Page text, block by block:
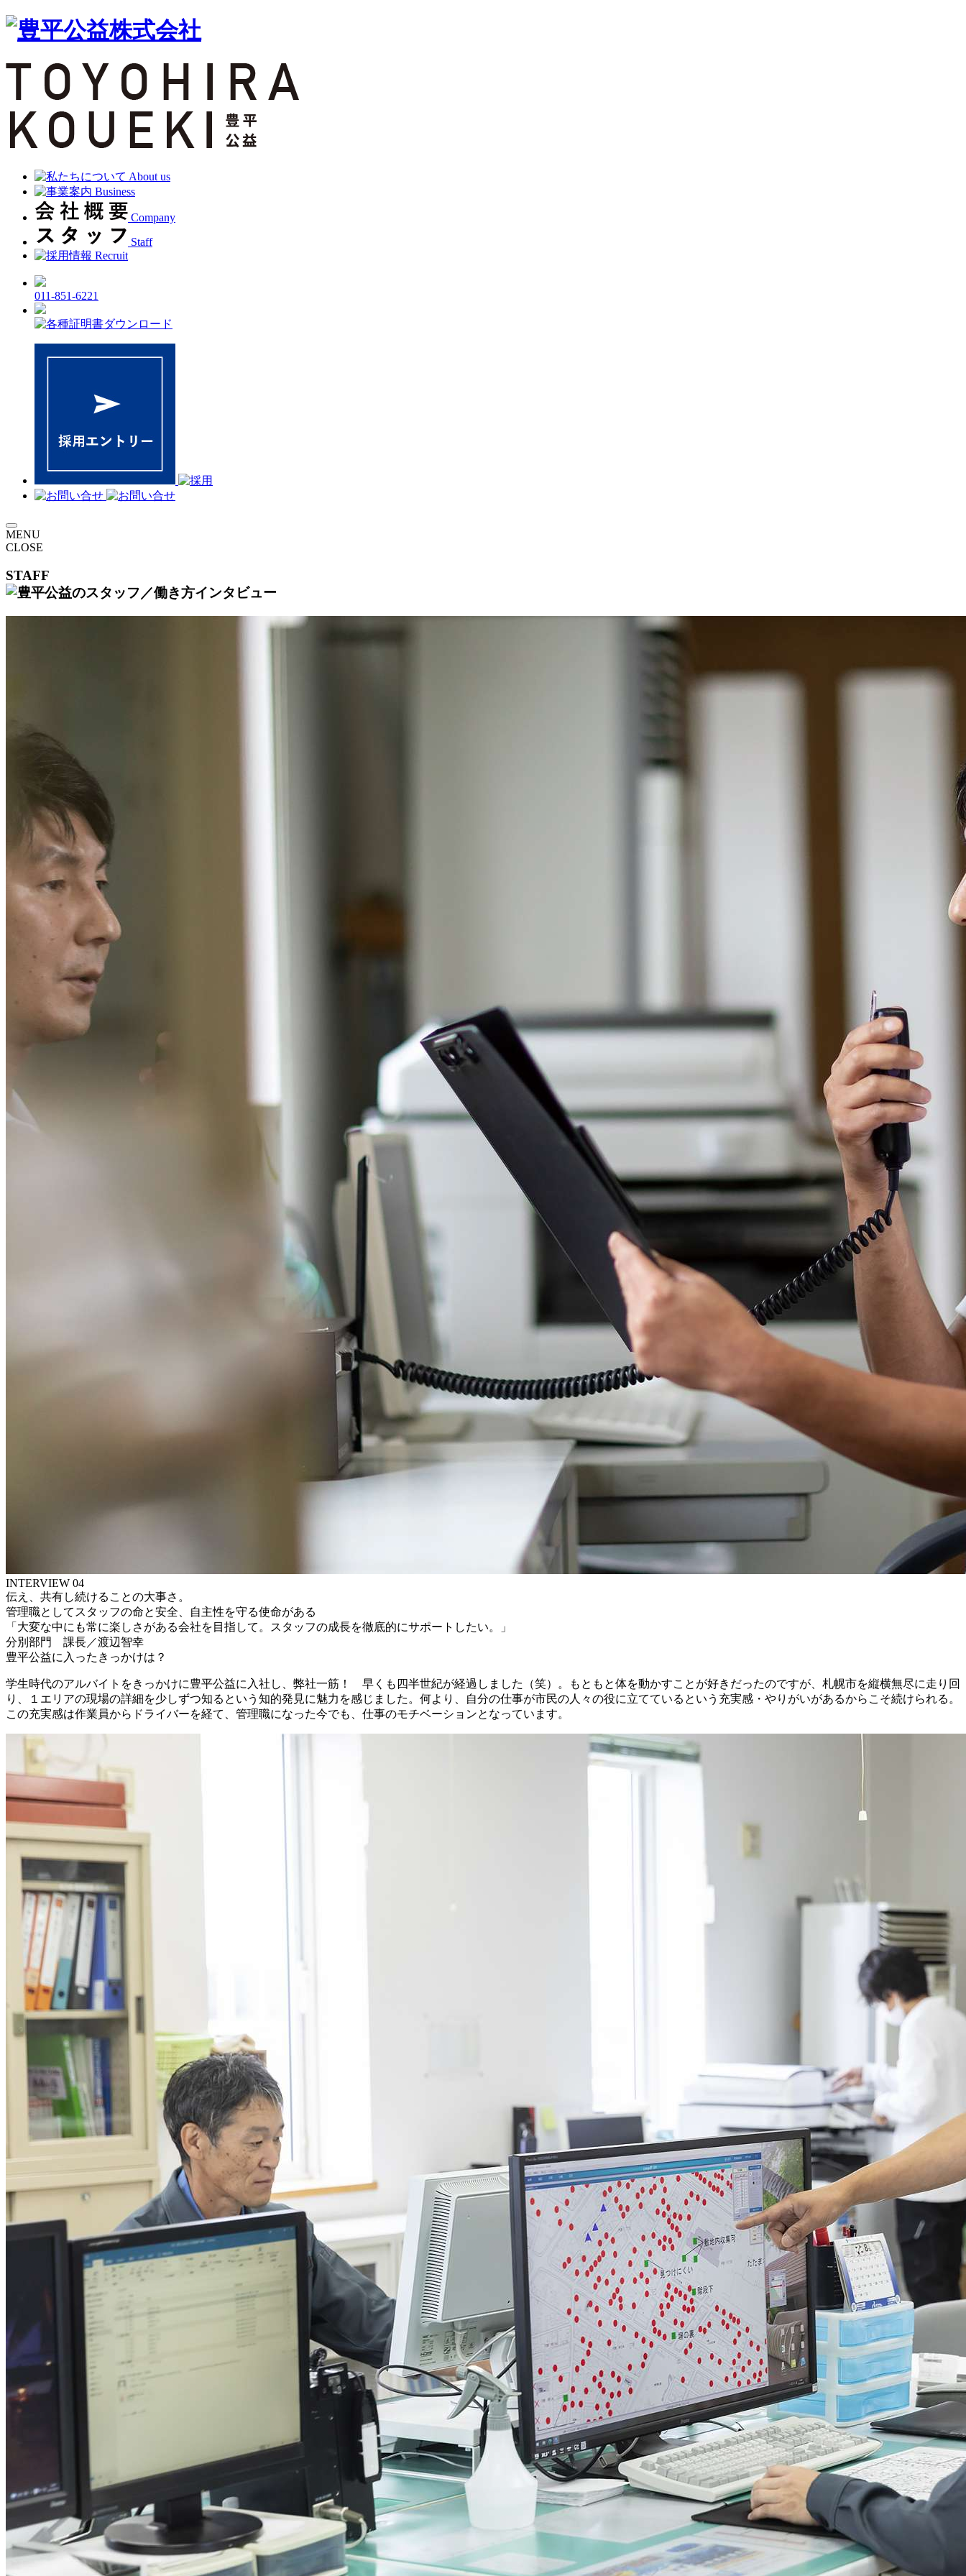
About us
Business
Company
Staff
Recruit
011-851-6221
MENU
CLOSE
STAFF
INTERVIEW 04
伝え、 共有し続けることの大事さ。
管理職としてスタッフの命と安全、
自主性を守る使命がある
「大変な中にも常に楽しさがある会社を目指して。スタッフの成長を徹底的にサポートしたい。」
分別部門
課長／渡辺智幸
豊平公益に入ったきっかけは？
学生時代のアルバイトをきっかけに豊平公益に入社し、弊社一筋！ 早くも四半世紀が経過しました（笑）。もともと体を動かすことが好きだったのですが、札幌市を縦横無尽に走り回
り、１エリアの現場の詳細を少しずつ知るという知的発見に魅力を感じました。何より、自分の仕事が市民の人々の役に立てているという充実感・やりがいがあるからこそ続けられる。
この充実感は作業員からドライバーを経て、管理職になった今でも、仕事のモチベーションとなっています。